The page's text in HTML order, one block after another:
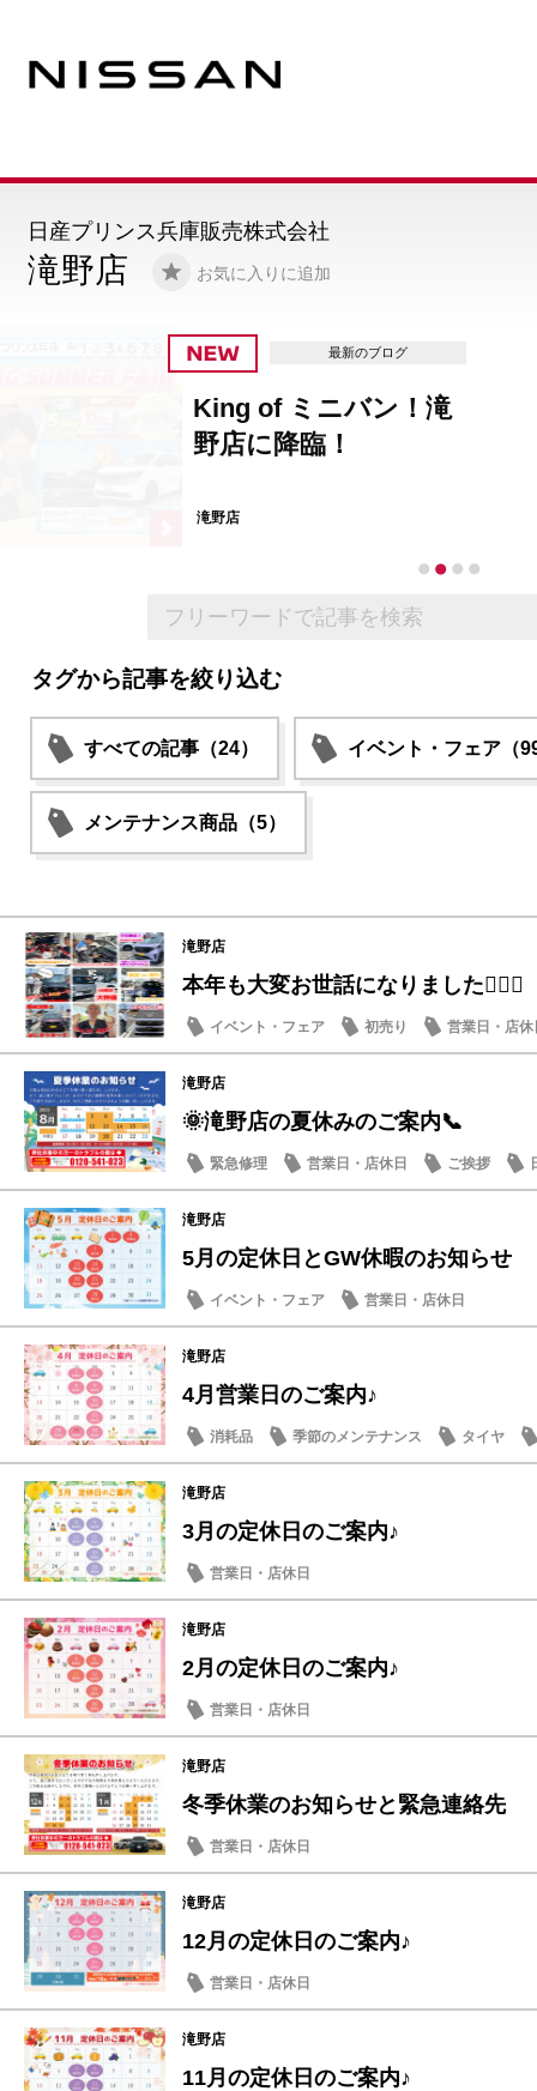
滝野店 お気に入りに追加
日産プリンス兵庫販売株式会社
最新のブログ
King of ミニバン！滝
野店に降臨！
滝野店
タグから記事を絞り込む
すべての記事（24） イベント・フェア（
メンテナンス商品（5）
滝野店
本年も大変お世話になりました🙇🏻‍♀️
イベント・フェア 初売り 営業日・店休
滝野店
🌞滝野店の夏休みのご案内📞
緊急修理 営業日・店休日 ご挨拶
滝野店
5月の定休日とGW休暇のお知らせ
イベント・フェア 営業日・店休日
滝野店
4月営業日のご案内♪
消耗品 季節のメンテナンス タイヤ
滝野店
3月の定休日のご案内♪
営業日・店休日
滝野店
2月の定休日のご案内♪
営業日・店休日
滝野店
冬季休業のお知らせと緊急連絡先
営業日・店休日
滝野店
12月の定休日のご案内♪
営業日・店休日
滝野店
11月の定休日のご案内♪